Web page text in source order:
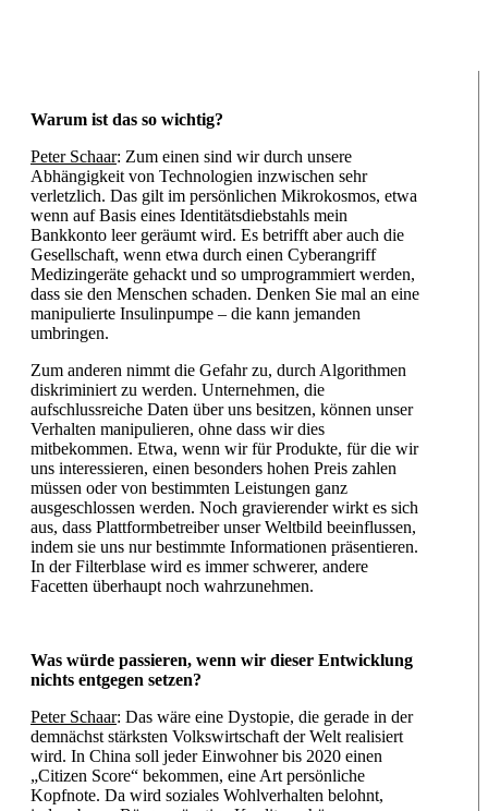
Warum ist das so wichtig?
Peter Schaar: Zum einen sind wir durch unsere
Abhängigkeit von Technologien inzwischen sehr
verletzlich. Das gilt im persönlichen Mikrokosmos, etwa
wenn auf Basis eines Identitätsdiebstahls mein
Bankkonto leer geräumt wird. Es betrifft aber auch die
Gesellschaft, wenn etwa durch einen Cyberangriff
Medizingeräte gehackt und so umprogrammiert werden,
dass sie den Menschen schaden. Denken Sie mal an eine
manipulierte Insulinpumpe – die kann jemanden
umbringen.
Zum anderen nimmt die Gefahr zu, durch Algorithmen
diskriminiert zu werden. Unternehmen, die
aufschlussreiche Daten über uns besitzen, können unser
Verhalten manipulieren, ohne dass wir dies
mitbekommen. Etwa, wenn wir für Produkte, für die wir
uns interessieren, einen besonders hohen Preis zahlen
müssen oder von bestimmten Leistungen ganz
ausgeschlossen werden. Noch gravierender wirkt es sich
aus, dass Plattformbetreiber unser Weltbild beeinflussen,
indem sie uns nur bestimmte Informationen präsentieren.
In der Filterblase wird es immer schwerer, andere
Facetten überhaupt noch wahrzunehmen.
Was würde passieren, wenn wir dieser Entwicklung
nichts entgegen setzen?
Peter Schaar: Das wäre eine Dystopie, die gerade in der
demnächst stärksten Volkswirtschaft der Welt realisiert
wird. In China soll jeder Einwohner bis 2020 einen
„Citizen Score“ bekommen, eine Art persönliche
Kopfnote. Da wird soziales Wohlverhalten belohnt,